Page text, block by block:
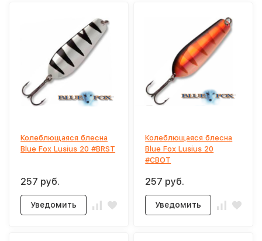
Колеблющаяся блесна
Blue Fox Lusius 20 #BRST
257 руб.
Уведомить
Колеблющаяся блесна
Blue Fox Lusius 20
#CBOT
257 руб.
Уведомить